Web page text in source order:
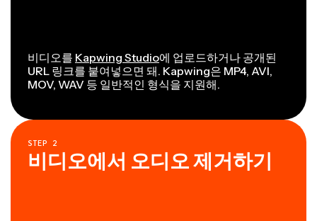
비디오를 Kapwing Studio에 업로드하거나 공개된
URL 링크를 붙여넣으면 돼. Kapwing은 MP4, AVI,
MOV, WAV 등 일반적인 형식을 지원해.
STEP 2
비디오에서 오디오 제거하기